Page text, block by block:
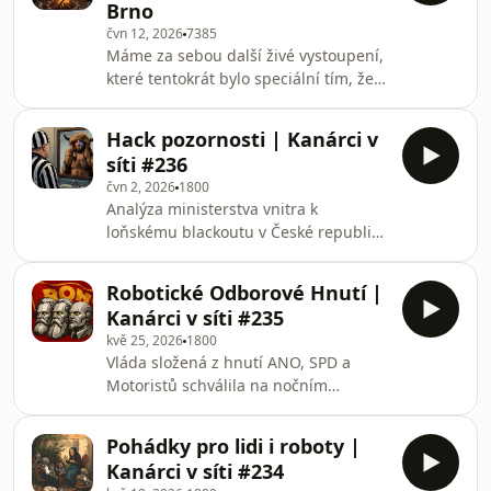
Politické selhání opoziční KDU-ČSL
vedlo ke zvolení Stanislava Berkovce,
šiřitele ruských narativů, do volební
komise Rady České televize, zatímco
hnutí SPD čelí třímilionové pokutě za
rasistickou kamp
Brno
čvn 12, 20267385
Máme za sebou další živé vystoupení,
které tentokrát bylo speciální tím, že
Vášáryovou a také aktivistu Matěje
Hollana, který je také mimo jiné
ředitelem asociace poskytovatelů
adiktologických služeb.Během večera
zazněla celá řada myšlenek, ke kterým
se určitě vrátíme v dalších dílech.Celé
epizody na
https://www.herohero.co/kanar
Hack pozornosti | Kanárci v
síti #236
čvn 2, 2026 1800
Analýza ministerstva vnitra k
loňskému blackoutu v České republice
o energetické krizi byli současní
vládní partneři z řad ANO, SPD a
Motoristů, načež Babišova
administrativa projednávání zprávy
zcela zastavila. Evropská komise
zablokovala holdingové dotace
Agrofertu kvůli premiérovu střetu
zájmů. Vláda zároveň připravuje strat
Robotické Odborové Hnutí |
Kanárci v síti #235
kvě 25, 2026 1800
Vláda složená z hnutí ANO, SPD a
Motoristů schválila na nočním
přesouvá protidrogovou politiku pod
Ministerstvo zdravotnictví, nahrazuje
Pohádky pro lidi i roboty |
Kanárci v síti #234